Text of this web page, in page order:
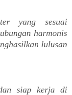
yang sesuai
harmonis
lulusan
siap kerja di